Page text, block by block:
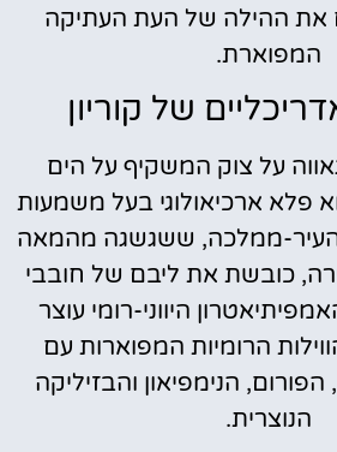
את ההילה של העת העתיקה
המפוארת.
של קוריון
על צוק המשקיף על הים
פלא ארכיאולוגי בעל משמעות
העיר-ממלכה, ששגשגה מהמאה
כובשת את ליבם של חובבי
היווני-רומי עוצר
הרומיות המפוארות עם
הנימפיאון והבזיליקה
הנוצרית.